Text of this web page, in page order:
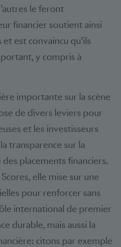
le feront
financier soutient ainsi
est convaincu qu’ils
y compris à
importante sur la scène
de divers leviers pour
et les investisseurs
transparence sur la
placements financiers.
elle mise sur une
pour renforcer sans
international de premier
durable, mais aussi la
citons par exemple